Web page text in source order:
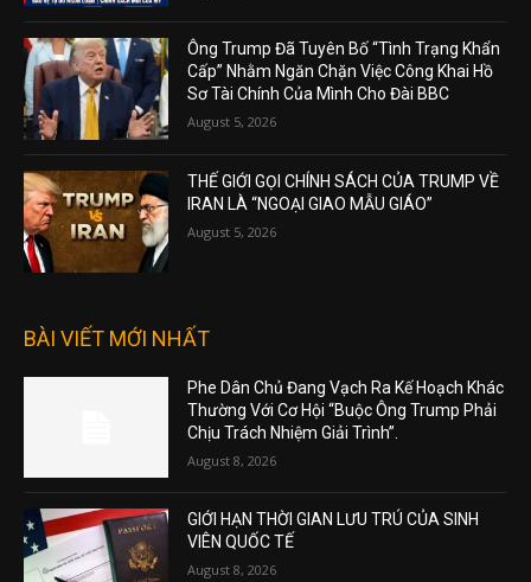
Ông Trump Đã Tuyên Bố “Tình Trạng Khẩn
Cấp” Nhằm Ngăn Chặn Việc Công Khai Hồ
Sơ Tài Chính Của Mình Cho Đài BBC
August 5, 2026
THẾ GIỚI GỌI CHÍNH SÁCH CỦA TRUMP VỀ
IRAN LÀ “NGOẠI GIAO MẪU GIÁO”
August 5, 2026
BÀI VIẾT MỚI NHẤT
Phe Dân Chủ Đang Vạch Ra Kế Hoạch Khác
Thường Với Cơ Hội “Buộc Ông Trump Phải
Chịu Trách Nhiệm Giải Trình”.
August 8, 2026
GIỚI HẠN THỜI GIAN LƯU TRÚ CỦA SINH
VIÊN QUỐC TẾ
August 8, 2026